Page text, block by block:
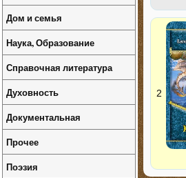
2
Дом и семья
Наука, Образование
Справочная литература
Духовность
Документальная
Прочее
Поэзия